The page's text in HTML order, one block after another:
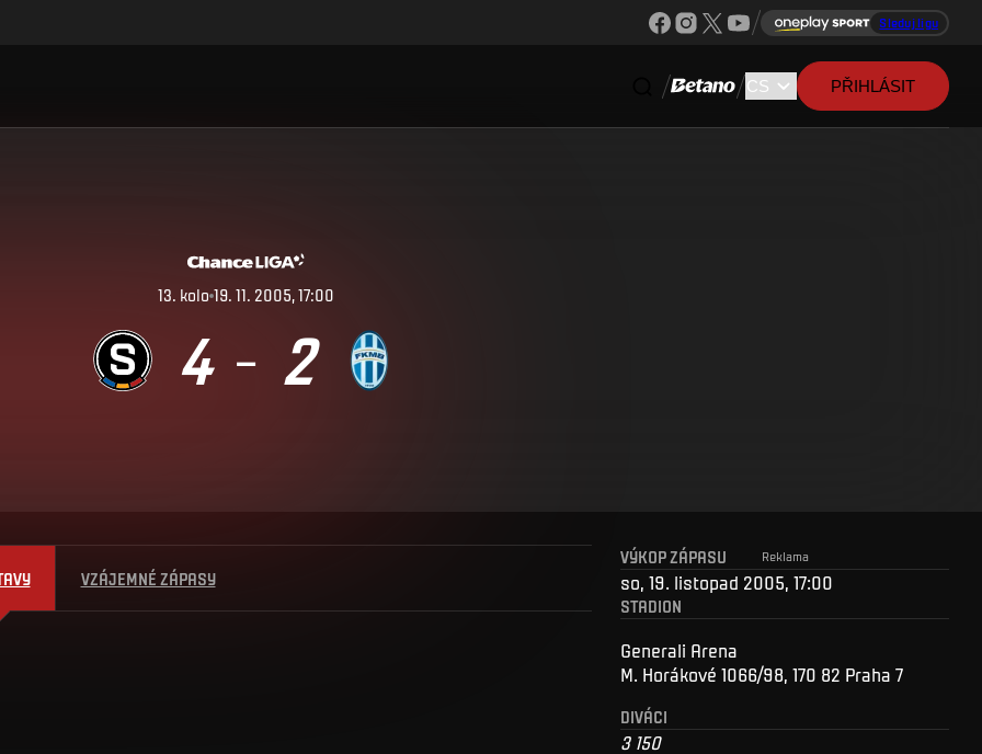
Sleduj ligu
PŘIHLÁSIT
13. kolo 19. 11. 2005, 17:00
4 – 2
VZÁJEMNÉ ZÁPASY
Reklama
VÝKOP ZÁPASU
so, 19. listopad 2005, 17:00
STADION
Generali Arena
M. Horákové 1066/98, 170 82 Praha 7
DIVÁCI
3 150